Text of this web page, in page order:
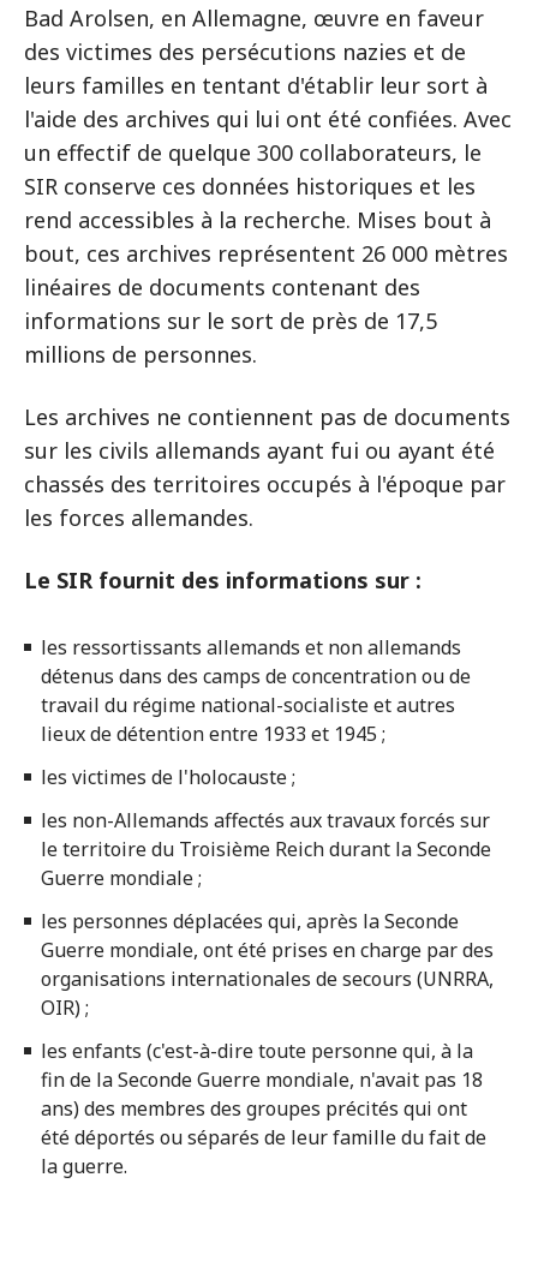
Bad Arolsen, en Allemagne, œuvre en faveur
des victimes des persécutions nazies et de
leurs familles en tentant d'établir leur sort à
l'aide des archives qui lui ont été confiées. Avec
un effectif de quelque 300 collaborateurs, le
SIR conserve ces données historiques et les
rend accessibles à la recherche. Mises bout à
bout, ces archives représentent 26 000 mètres
linéaires de documents contenant des
informations sur le sort de près de 17,5
millions de personnes.
Les archives ne contiennent pas de documents
sur les civils allemands ayant fui ou ayant été
chassés des territoires occupés à l'époque par
les forces allemandes.
Le SIR fournit des informations sur :
les ressortissants allemands et non allemands
détenus dans des camps de concentration ou de
travail du régime national-socialiste et autres
lieux de détention entre 1933 et 1945 ;
les victimes de l'holocauste ;
les non-Allemands affectés aux travaux forcés sur
le territoire du Troisième Reich durant la Seconde
Guerre mondiale ;
les personnes déplacées qui, après la Seconde
Guerre mondiale, ont été prises en charge par des
organisations internationales de secours (UNRRA,
OIR) ;
les enfants (c'est-à-dire toute personne qui, à la
fin de la Seconde Guerre mondiale, n'avait pas 18
ans) des membres des groupes précités qui ont
été déportés ou séparés de leur famille du fait de
la guerre.